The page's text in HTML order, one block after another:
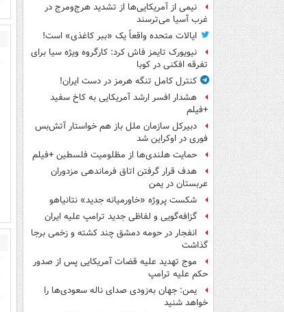
نیمی از آمریکایی‌ها از تشدید هرج‌ومرج در
غرب آسیا می‌ترسند
ایالات متحده واقعاً یک «ببر کاغذی» است!
نیویورک تایمز فاش کرد: کارگروه ویژه سیا برای
تفرقه افکنی در کوبا
کنترل کامل تنگه هرمز در دست ایران!
هشدار افسر ارشد آمریکایی به کاخ سفید
+فیلم
دبیرکل سازمان ملل باز هم خواستار آتش‌بس
فوری در اوکراین شد
حمایت هلندی‌ها از مظلومیت فلسطین +فیلم
هدف قرار گرفتن اتاق‌ فرماندهی مزدوران
عربستان در یمن
شکست پروژه «خاورمیانه جدید» نتانیاهو
گزافه‌گویی و لفاظی جدید ترامپ علیه ایران
انفجار در حومه دمشق چند کشته و زخمی برجا
گذاشت
موج تهدید علیه قضات آمریکایی پس از صدور
حکم علیه ترامپ
یمن: جهان به‌زودی صدای ناله سعودی‌ها را
خواهد شنید